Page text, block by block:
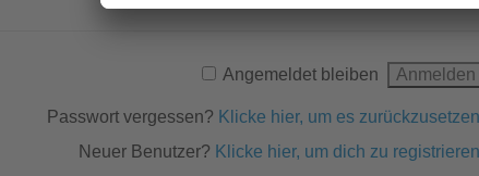
Angemeldet bleiben
Passwort vergessen? Klicke hier, um es
Neuer Benutzer? Klicke hier, um dich zu